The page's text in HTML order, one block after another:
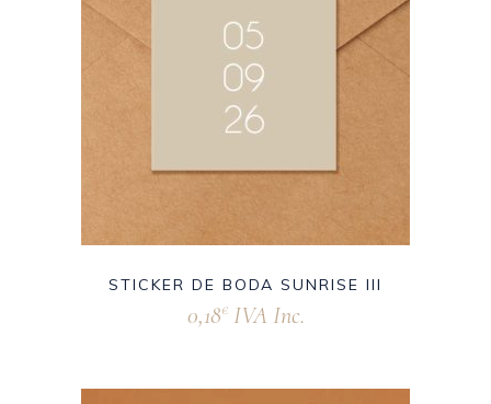
STICKER DE BODA SUNRISE III
0,18€ IVA Inc.